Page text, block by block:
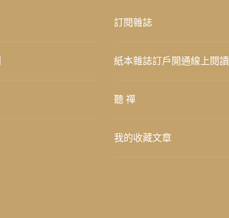
訂閱雜誌
紙本雜誌訂戶開通線上閱讀
聽 禪
我的收藏文章